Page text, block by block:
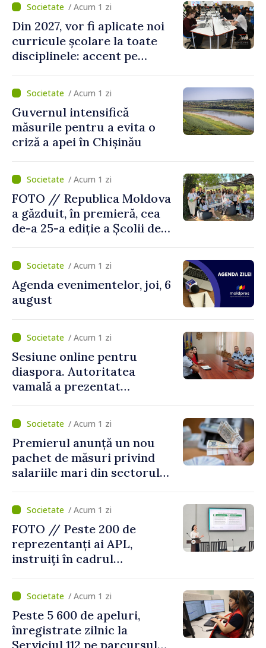
/ Acum 1 zi
Din 2027, vor fi aplicate noi
curricule școlare la toate
disciplinele: accent pe
și folosirea cunoștințelor în
situații reale/ Acum 1 zi
Guvernul intensifică
măsurile pentru a evita o
criză a apei în Chișinău
/ Acum 1 zi
FOTO // Republica Moldova
a găzduit, în premieră, cea
de-a 25-a ediție a Școlii de
/ Acum 1 zi
Agenda evenimentelor, joi, 6
august
/ Acum 1 zi
Sesiune online pentru
diaspora. Autoritatea
vamală a prezentat
revenirea în țară
/ Acum 1 zi
Premierul anunță un nou
pachet de măsuri privind
salariile mari din sectorul
/ Acum 1 zi
FOTO // Peste 200 de
reprezentanți ai APL,
instruiți în cadrul
Mediu privind aplicarea a
două regulamente din
domeniu
/ Acum 1 zi
Peste 5 600 de apeluri,
înregistrate zilnic la
Serviciul 112 pe parcursul